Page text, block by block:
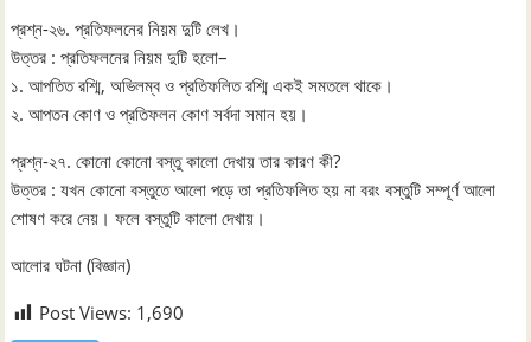
প্রশ্ন-২৬. প্রতিফলনের নিয়ম দুটি লেখ।
উত্তর : প্রতিফলনের নিয়ম দুটি হলো–
১. আপতিত রশ্মি, অভিলম্ব ও প্রতিফলিত রশ্মি একই সমতলে থাকে।
২. আপতন কোণ ও প্রতিফলন কোণ সর্বদা সমান হয়।
প্রশ্ন-২৭. কোনো কোনো বস্তু কালো দেখায় তার কারণ কী?
উত্তর : যখন কোনো বস্তুতে আলো পড়ে তা প্রতিফলিত হয় না বরং বস্তুটি সম্পূর্ণ আলো
শোষণ করে নেয়। ফলে বস্তুটি কালো দেখায়।
আলোর ঘটনা (বিজ্ঞান)
Post Views: 1,690